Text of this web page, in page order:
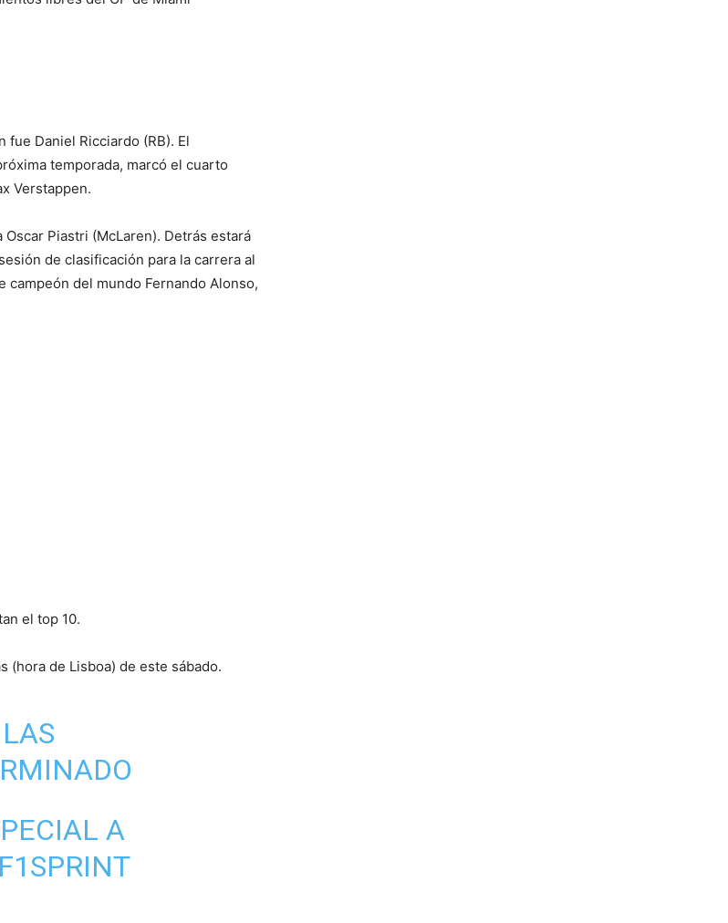
Daniel Ricciardo (RB). El
temporada, marcó el cuarto
Verstappen.
Piastri (McLaren). Detrás estará
de clasificación para la carrera al
campeón del mundo Fernando Alonso,
el top 10.
(hora de Lisboa) de este sábado.
A